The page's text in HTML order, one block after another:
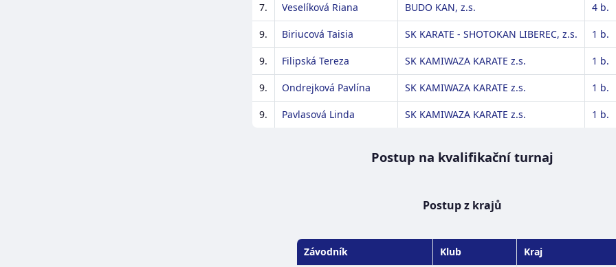
7. Veselíková Riana BUDO KAN, z.s. 4 b.
9. Biriucová Taisia SK KARATE - SHOTOKAN LIBEREC, z.s. 1 b.
9. Filipská Tereza SK KAMIWAZA KARATE z.s. 1 b.
9. Ondrejková Pavlína SK KAMIWAZA KARATE z.s. 1 b.
9. Pavlasová Linda SK KAMIWAZA KARATE z.s. 1 b.
Postup na kvalifikační turnaj
Postup z krajů
Závodník Klub Kraj